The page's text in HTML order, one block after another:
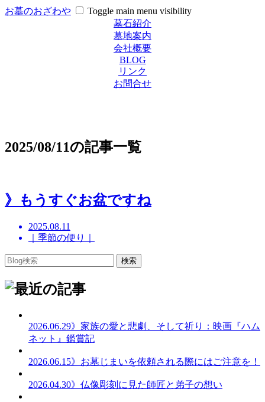
お墓のおざわや
Toggle main menu visibility
墓石紹介
墓地案内
会社概要
BLOG
リンク
お問合せ
2025/08/11の記事一覧
》もうすぐお盆ですね
2025.08.11
｜季節の便り｜
2026.06.29》家族の愛と悲劇、そして祈り：映画『ハム
ネット』鑑賞記
2026.06.15》お墓じまいを依頼される際にはご注意を！
2026.04.30》仏像彫刻に見た師匠と弟子の想い